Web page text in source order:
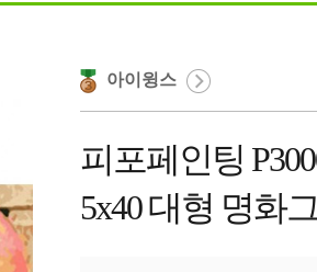
아이윙스
피포페인팅
5x40 대형 명화